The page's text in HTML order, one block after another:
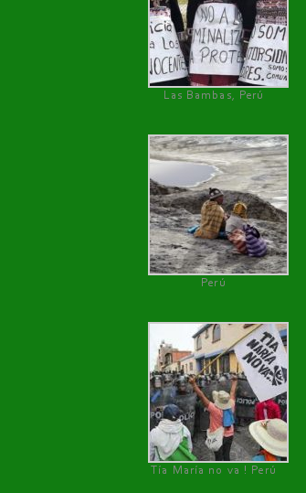
Las Bambas, Perú
Perú
Tía María no va ! Perú